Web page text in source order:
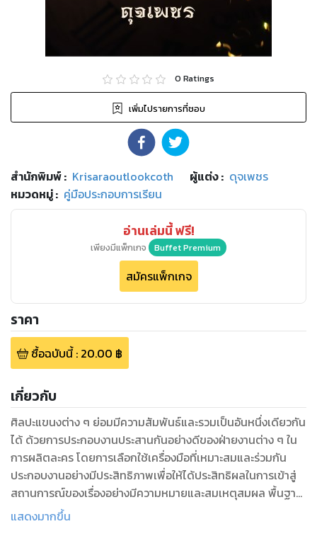
0 Ratings
เพิ่มไปรายการที่ชอบ
สำนักพิมพ์: Krisaraoutlookcoth ผู้แต่ง : ดุจเพชร
หมวดหมู่: คู่มือประกอบการเรียน
อ่านเล่มนี้ ฟรี!
เพียงมีแพ็กเกจ Buffet Premium
สมัครแพ็กเกจ
ราคา
ซื้อฉบับนี้: 20.00 ฿
เกี่ยวกับ
ศิลปะแขนงต่าง ๆ ย่อมมีความสัมพันธ์และรวมเป็นอันหนึ่งเดียวกัน
ได้ ด้วยการประกอบงานประสานกันอย่างดีของฝ่ายงานต่าง ๆ ใน
การผลิตละคร โดยการเลือกใช้เครื่องมือที่เหมาะสมและร่วมกัน
ประกอบงานอย่างมีประสิทธิภาพเพื่อให้ได้ประสิทธิผลในการเข้าสู่
สถานการณ์ของเรื่องอย่างมีความหมายและสมเหตุสมผล พื้นฐาน
การสร้างฉากในอดีตมีลักษณะเดียวกันกับพื้นฐานการสร้างละคร
แสดงมากขึ้น